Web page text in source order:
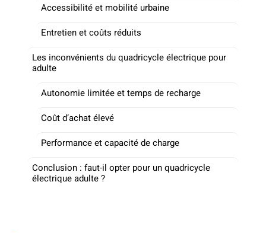
Accessibilité et mobilité urbaine
Entretien et coûts réduits
Les inconvénients du quadricycle électrique pour
adulte
Autonomie limitée et temps de recharge
Coût d’achat élevé
Performance et capacité de charge
Conclusion : faut-il opter pour un quadricycle
électrique adulte ?